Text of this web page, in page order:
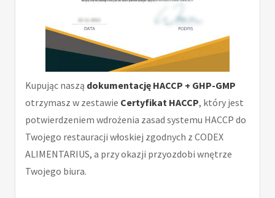
Kupując naszą dokumentację HACCP + GHP-GMP
otrzymasz w zestawie Certyfikat HACCP, który jest
potwierdzeniem wdrożenia zasad systemu HACCP do
Twojego restauracji włoskiej zgodnych z CODEX
ALIMENTARIUS, a przy okazji przyozdobi wnętrze
Twojego biura.